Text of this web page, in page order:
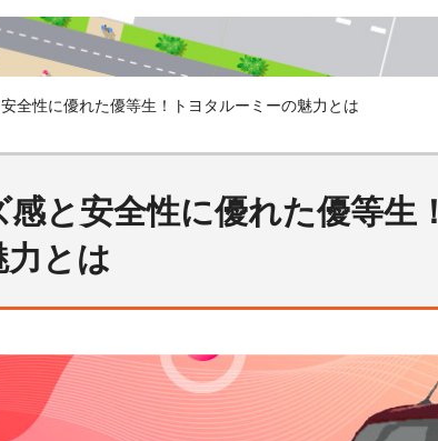
全性に優れた優等生！トヨタルーミーの魅力とは
と安全性に優れた優等生！
力とは